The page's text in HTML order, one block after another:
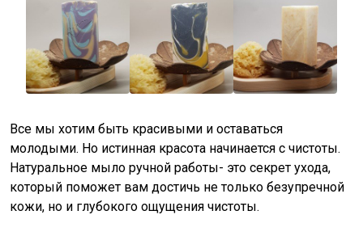
Все мы хотим быть красивыми и оставаться
молодыми. Но истинная красота начинается с чистоты.
Натуральное мыло ручной работы- это секрет ухода,
который поможет вам достичь не только безупречной
кожи, но и глубокого ощущения чистоты.